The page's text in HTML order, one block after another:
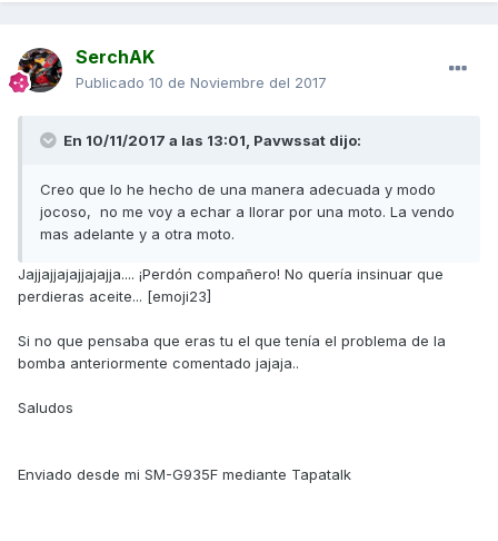
SerchAK
Publicado 10 de Noviembre del 2017
En 10/11/2017 a las 13:01, Pavwssat dijo:
Creo que lo he hecho de una manera adecuada y modo
jocoso, no me voy a echar a llorar por una moto. La vendo
mas adelante y a otra moto.
Jajjajjajajjajajja.... ¡Perdón compañero! No quería insinuar que
perdieras aceite... [emoji23]
Si no que pensaba que eras tu el que tenía el problema de la
bomba anteriormente comentado jajaja..
Saludos
Enviado desde mi SM-G935F mediante Tapatalk